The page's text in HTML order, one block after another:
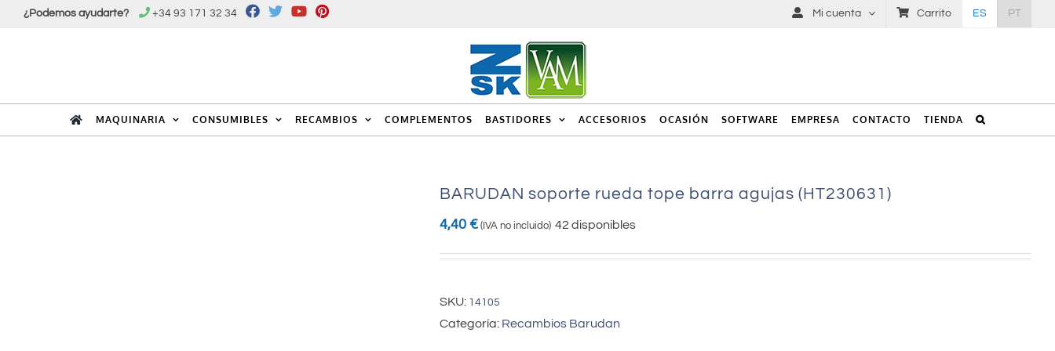
Saltar¿Podemos ayudarte? +34 93 171 32 34 Mi cuenta Carrito ES PT
MAQUINARIA CONSUMIBLES RECAMBIOS COMPLEMENTOS BASTIDORES ACCESORIOS OCASIÓN SOFTWARE EMPRESA CONTACTO TIENDA
BARUDAN soporte rueda tope barra agujas (HT230631)
4,40 € (IVA no incluido) 42 disponibles
SKU: 14105
Categoría: Recambios Barudan